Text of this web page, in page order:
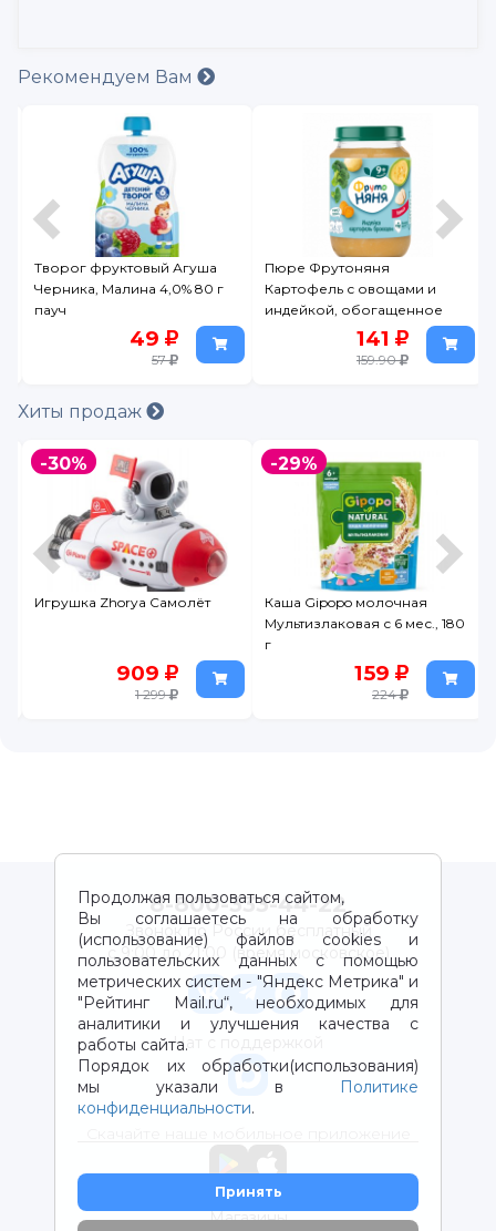
Рекомендуем Вам
Творог фруктовый Агуша
Черника, Малина 4,0% 80 г
пауч
49
57
Пюре Фрутоняня
Картофель с овощами и
индейкой, обогащенное
железом 190 г141
159.90
Хиты продаж
-30%
Игрушка Zhorya Самолёт
909
1 299
-29%
Каша Gipopo молочная
Мультизлаковая с 6 мес., 180
г
159
224
Продолжая пользоваться сайтом,
Вы соглашаетесь на обработку
(использование) файлов cookies и
пользовательских данных с помощью
метрических систем - "Яндекс Метрика" и
"Рейтинг Mail.ru“, необходимых для
аналитики и улучшения качества с
работы сайта.
Порядок их обработки(использования)
мы указали в
Политике
конфиденциальности.
Принять
8-800-333-44-22
Звонок по России бесплатный
с 9:00 до 21:00 (время московское)
Чат с поддержкой
Магазины